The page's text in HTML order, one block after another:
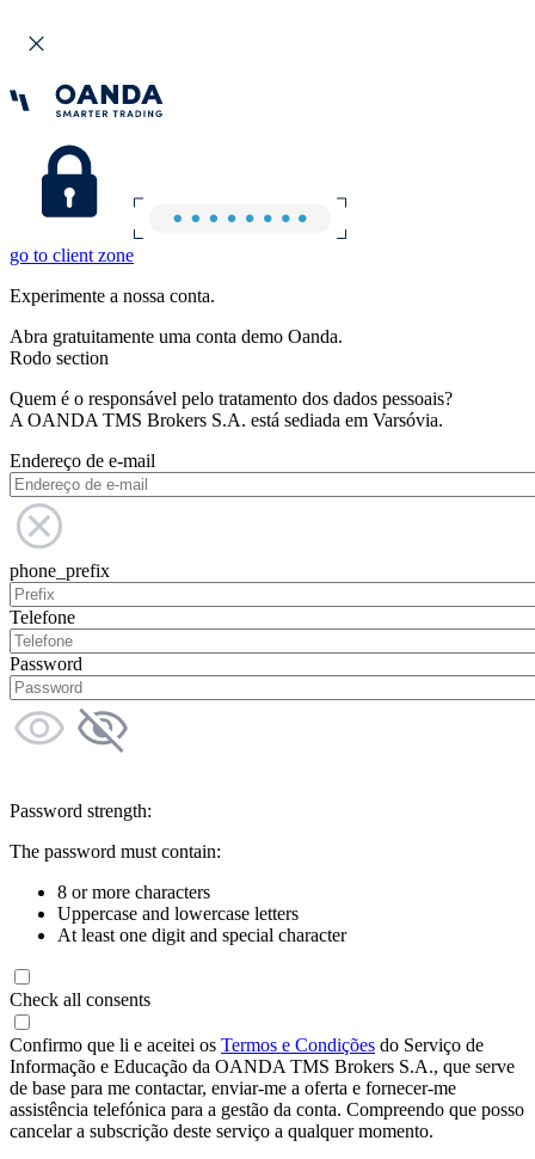
go to client zone
Experimente a nossa conta.
Abra gratuitamente uma conta demo Oanda.
Rodo section
Quem é o responsável pelo tratamento dos dados pessoais?
A OANDA TMS Brokers S.A. está sediada em Varsóvia.
Endereço de e-mail
phone_prefix
Telefone
Password
Password strength:
The password must contain:
8 or more characters
Uppercase and lowercase letters
At least one digit and special character
Check all consents
Confirmo que li e aceitei os Termos e Condições do Serviço de
Informação e Educação da OANDA TMS Brokers S.A., que serve
de base para me contactar, enviar-me a oferta e fornecer-me
assistência telefónica para a gestão da conta. Compreendo que posso
cancelar a subscrição deste serviço a qualquer momento.